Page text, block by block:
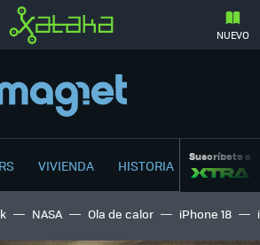
NUEVO
VIVIENDA HISTORIA Suscríbete a
NASA Ola de calor iPhone 18